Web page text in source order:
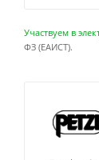
Участвуем в
ФЗ (ЕАИСТ).